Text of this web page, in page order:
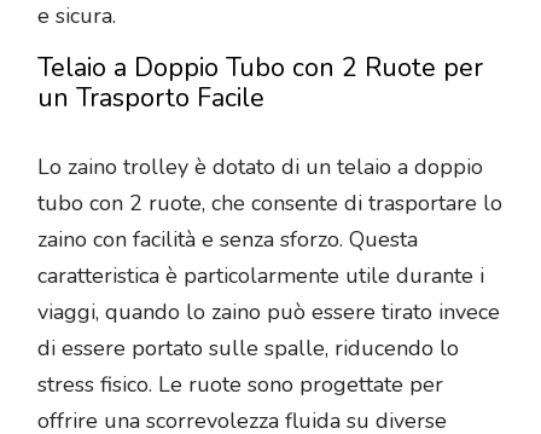
e sicura.
Telaio a Doppio Tubo con 2 Ruote per
un Trasporto Facile
Lo zaino trolley è dotato di un telaio a doppio
tubo con 2 ruote, che consente di trasportare lo
zaino con facilità e senza sforzo. Questa
caratteristica è particolarmente utile durante i
viaggi, quando lo zaino può essere tirato invece
di essere portato sulle spalle, riducendo lo
stress fisico. Le ruote sono progettate per
offrire una scorrevolezza fluida su diverse